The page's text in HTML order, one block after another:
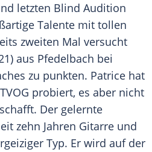
letzten Blind Audition
Talente mit tollen
zweiten Mal versucht
aus Pfedelbach bei
zu punkten. Patrice hat
probiert, es aber nicht
Der gelernte
zehn Jahren Gitarre und
Typ. Er wird auf der